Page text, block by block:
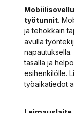
työtunnit.
ja tehokkain
avulla
tasalla ja
esihenkilölle.
työaikatiedot